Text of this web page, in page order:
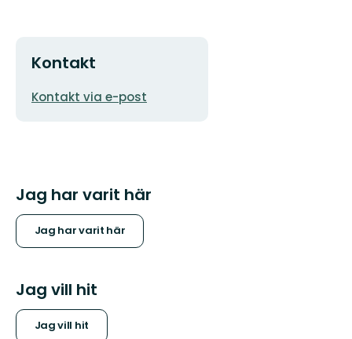
Kontakt
E-
Kontakt via e-post
Jag har varit här
Jag har varit här
Jag vill hit
Jag vill hit